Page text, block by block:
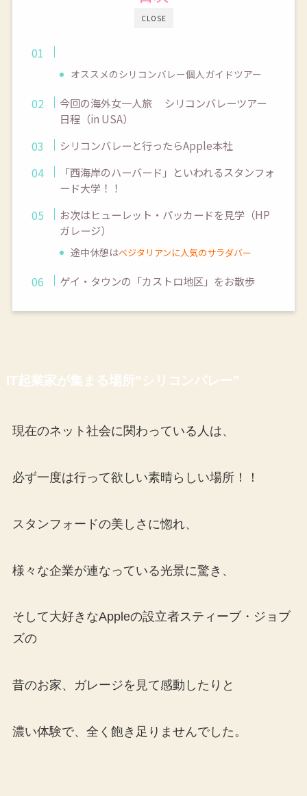
CLOSE
オススメのシリコンバレー個人ガイドツアー
今回の海外女一人旅 シリコンバレーツアー
日程（in USA）
シリコンバレーと行ったらApple本社
「西海岸のハーバード」といわれるスタンフォ
ード大学！！
お次はヒューレット・パッカードを見学（HP
ガレージ）
途中休憩はベジタリアンに人気のサラダバー
ゲイ・タウンの「カストロ地区」をお散歩
IT起業家が集まる場所”シリコンバレー”
現在のネット社会に関わっている人は、
必ず一度は行って欲しい素晴らしい場所！！
スタンフォードの美しさに惚れ、
様々な企業が連なっている光景に驚き、
そして大好きなAppleの設立者スティーブ・ジョブ
ズの
昔のお家、ガレージを見て感動したりと
濃い体験で、全く飽き足りませんでした。